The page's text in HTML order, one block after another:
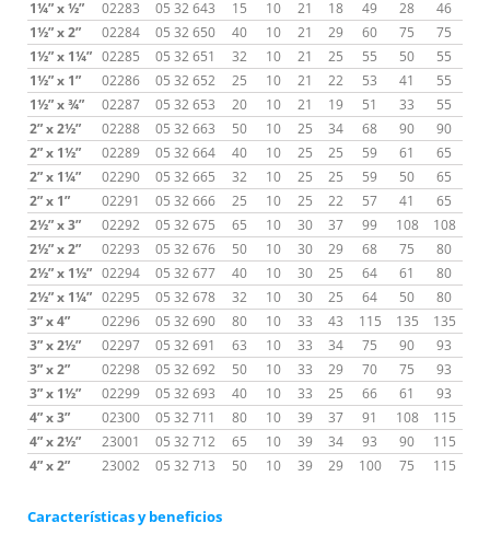
1¼” x ½”
02283 05 32 643 15 10 21 18 49 28
46
1½” x 2”
02284 05 32 650 40 10 21 29 60 75
75
1½” x 1¼” 02285 05 32 651 32 10 21 25 55 50
55
1½” x 1”
02286 05 32 652 25 10 21 22 53 41
55
1½” x ¾”
02287 05 32 653 20 10 21 19 51 33
55
2” x 2½”
02288 05 32 663 50 10 25 34 68 90
90
2” x 1½”
02289 05 32 664 40 10 25 25 59 61
65
2” x 1¼”
02290 05 32 665 32 10 25 25 59 50
65
2” x 1”
02291 05 32 666 25 10 25 22 57 41
65
2½” x 3”
02292 05 32 675 65 10 30 37 99 108
108
2½” x 2”
02293 05 32 676 50 10 30 29 68 75
80
2½” x 1½” 02294 05 32 677 40 10 30 25 64 61
80
2½” x 1¼” 02295 05 32 678 32 10 30 25 64 50
80
3” x 4”
02296 05 32 690 80 10 33 43 115 135
135
3” x 2½”
02297 05 32 691 63 10 33 34 75 90
93
3” x 2”
02298 05 32 692 50 10 33 29 70 75
93
3” x 1½”
02299 05 32 693 40 10 33 25 66 61
93
4” x 3”
02300 05 32 711 80 10 39 37 91 108
115
4” x 2½”
23001 05 32 712 65 10 39 34 93 90
115
4” x 2”
23002 05 32 713 50 10 39 29 100 75 115
Características y beneficios